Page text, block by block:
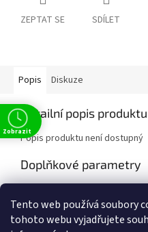
Tento web používá soubory
tohoto webu vyjadřujete
ZEPTAT SE SDÍLET
Popis Diskuze
Detailní popis produktu
Popis produktu není dostupný
Doplňkové parametry
EAN: 9781784876548
Zobrazit